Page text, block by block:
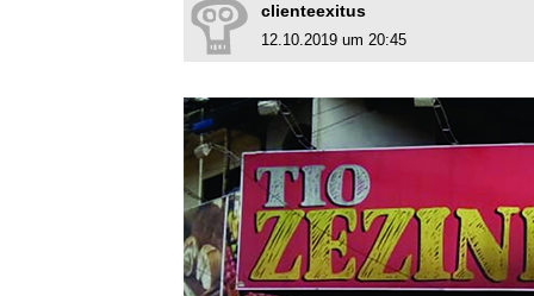
clienteexitus
12.10.2019 um 20:45